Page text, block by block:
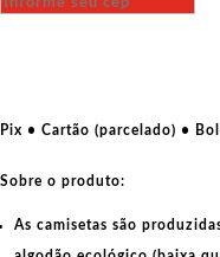
Pokemon
Pix • Cartão (parcelado) •
Sobre o produto:
As camisetas são